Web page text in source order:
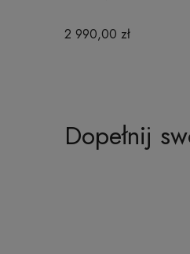
2 990,00 zł
Dopełnij